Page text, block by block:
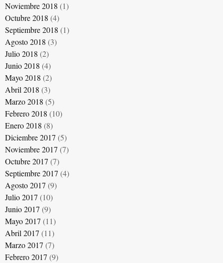
Noviembre 2018 (1)
Octubre 2018 (4)
Septiembre 2018 (1)
Agosto 2018 (3)
Julio 2018 (2)
Junio 2018 (4)
Mayo 2018 (2)
Abril 2018 (3)
Marzo 2018 (5)
Febrero 2018 (10)
Enero 2018 (8)
Diciembre 2017 (5)
Noviembre 2017 (7)
Octubre 2017 (7)
Septiembre 2017 (4)
Agosto 2017 (9)
Julio 2017 (10)
Junio 2017 (9)
Mayo 2017 (11)
Abril 2017 (11)
Marzo 2017 (7)
Febrero 2017 (9)